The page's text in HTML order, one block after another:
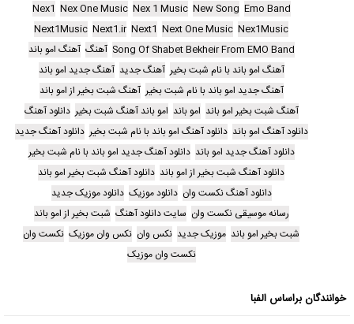
Emo Band
New Song
Nex 1 Music
Nex One Music
Nex1
Nex1Music
Next One Music
Next1
Next1.ir
Next1Music
Song Of Shabet Bekheir From EMO Band آهنگ آهنگ امو باند
آهنگ امو باند با نام شبت بخیر آهنگ جدید آهنگ جدید امو باند
آهنگ جدید امو باند با نام شبت بخیر آهنگ شبت بخیر از امو باند
آهنگ شبت بخیر امو باند امو باند امو باند آهنگ شبت بخیر دانلود آهنگ
دانلود آهنگ امو باند دانلود آهنگ امو باند با نام شبت بخیر دانلود آهنگ جدید
دانلود آهنگ جدید امو باند دانلود آهنگ جدید امو باند با نام شبت بخیر
دانلود آهنگ شبت بخیر از امو باند دانلود آهنگ شبت بخیر امو باند
دانلود آهنگ نکست وان دانلود موزیک دانلود موزیک جدید
رسانه موسیقی نکست وان سایت دانلود آهنگ شبت بخیر از امو باند
شبت بخیر امو باند موزیک جدید نکس وان نکس وان موزیک نکست وان
نکست وان موزیک
خوانندگان براساس الفبا